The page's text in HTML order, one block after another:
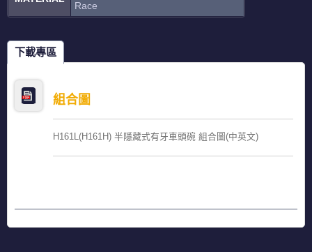
Race
下載專區
組合圖
H161L(H161H) 半隱藏式有牙車頭碗 組合圖(中英文)